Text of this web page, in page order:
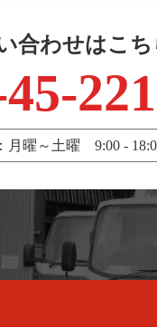
合わせはこち
月曜～土曜 9:00 -